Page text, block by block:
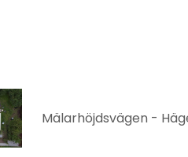
Mälarhöjdsvägen -